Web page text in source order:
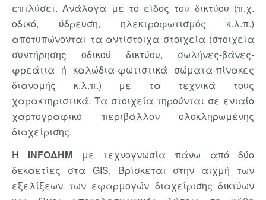
επιλύσει. Ανάλογα με το είδος του δικτύου (π.χ.
οδικό, ύδρευση, ηλεκτροφωτισμός κ.λ.π.)
αποτυπώνονται τα αντίστοιχα στοιχεία (στοιχεία
συντήρησης οδικού δικτύου, σωλήνες-βάνες-
φρεάτια ή καλώδια-φωτιστικά σώματα-πίνακες
διανομής κ.λ.π.) με τα τεχνικά τους
χαρακτηριστικά. Τα στοιχεία τηρούνται σε ενιαίο
χαρτογραφικό περιβάλλον ολοκληρωμένης
διαχείρισης.
Η INFOΔΗΜ με τεχνογνωσία πάνω από δύο
δεκαετίες στα GIS, Βρίσκεται στην αιχμή των
εξελίξεων των εφαρμογών διαχείρισης δικτύων